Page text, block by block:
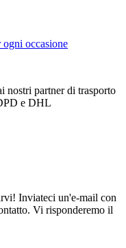
ogni occasione
nostri partner di trasporto
e DHL
Inviateci un'e-mail con
Vi risponderemo il